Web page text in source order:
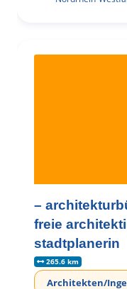
–
freie
stadtplanerin
265.6 km
Architekten/